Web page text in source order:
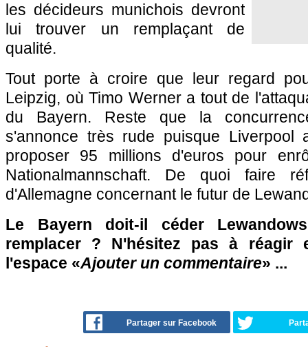
les décideurs munichois devront
lui trouver un remplaçant de
qualité.
Tout porte à croire que leur regard
Leipzig, où Timo Werner a tout de
du Bayern. Reste que la
s'annonce très rude puisque Liverpool
proposer 95 millions d'euros pour
Nationalmannschaft. De quoi faire
d'Allemagne concernant le futur de
Le Bayern doit-il céder
remplacer ? N'hésitez pas à réagir
l'espace «Ajouter un commentaire» ...
Partager sur Facebook